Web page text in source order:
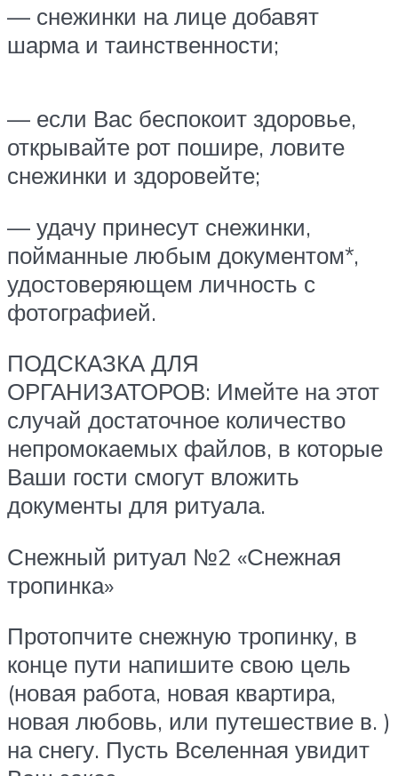
— снежинки на лице добавят
шарма и таинственности;
— если Вас беспокоит здоровье,
открывайте рот пошире, ловите
снежинки и здоровейте;
— удачу принесут снежинки,
пойманные любым документом*,
удостоверяющем личность с
фотографией.
ПОДСКАЗКА ДЛЯ
ОРГАНИЗАТОРОВ: Имейте на этот
случай достаточное количество
непромокаемых файлов, в которые
Ваши гости смогут вложить
документы для ритуала.
Снежный ритуал №2 «Снежная
тропинка»
Протопчите снежную тропинку, в
конце пути напишите свою цель
(новая работа, новая квартира,
новая любовь, или путешествие в. )
на снегу. Пусть Вселенная увидит